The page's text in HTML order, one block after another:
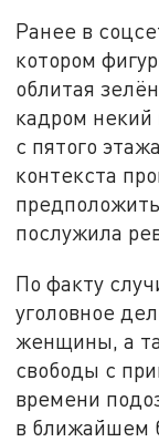
Ранее в
котором
облитая
кадром
с пятого
контекста
послужила
По факту
уголовное
женщины, а
свободы с
времени
в ближайшем